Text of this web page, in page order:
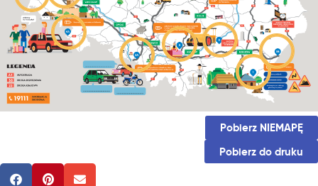
Pobierz NIEMAPĘ
Pobierz do druku